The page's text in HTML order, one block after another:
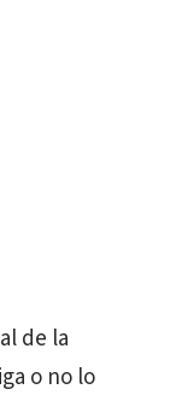
de la
o no lo